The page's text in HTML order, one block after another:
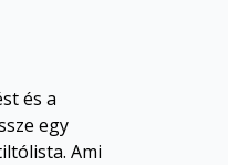
és a
egy
Ami